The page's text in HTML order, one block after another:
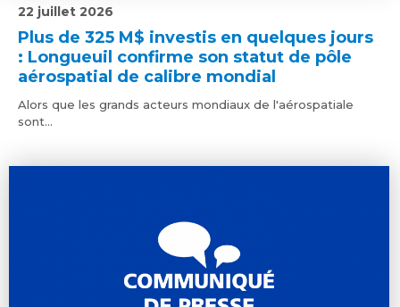
Plus de 325 M$ investis en quelques jours
: Longueuil confirme son statut de pôle
aérospatial de calibre mondial
22 juillet 2026
Alors que les grands acteurs mondiaux de l'aérospatiale
sont...